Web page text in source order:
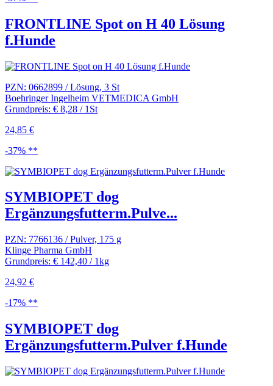
FRONTLINE Spot on H 40 Lösung
f.Hunde
PZN: 0662899 / Lösung, 3 St
Boehringer Ingelheim VETMEDICA GmbH
Grundpreis: € 8,28 / 1St
24,85 €
-37% **
SYMBIOPET dog
Ergänzungsfutterm.Pulve...
PZN: 7766136 / Pulver, 175 g
Klinge Pharma GmbH
Grundpreis: € 142,40 / 1kg
24,92 €
-17% **
SYMBIOPET dog
Ergänzungsfutterm.Pulver f.Hunde